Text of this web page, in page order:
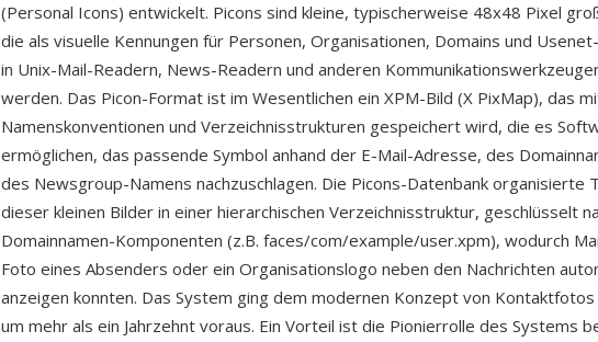
(Personal Icons) entwickelt. Picons sind kleine, typischerweise 48x48 Pixel
die als visuelle Kennungen für Personen, Organisationen, Domains und
in Unix-Mail-Readern, News-Readern und anderen
werden. Das Picon-Format ist im Wesentlichen ein XPM-Bild (X PixMap), das
Namenskonventionen und Verzeichnisstrukturen gespeichert wird, die es
ermöglichen, das passende Symbol anhand der E-Mail-Adresse, des
des Newsgroup-Namens nachzuschlagen. Die Picons-Datenbank organisierte
dieser kleinen Bilder in einer hierarchischen Verzeichnisstruktur, geschlüsselt
Domainnamen-Komponenten (z.B. faces/com/example/user.xpm), wodurch
Foto eines Absenders oder ein Organisationslogo neben den Nachrichten
anzeigen konnten. Das System ging dem modernen Konzept von Kontaktfotos
um mehr als ein Jahrzehnt voraus. Ein Vorteil ist die Pionierrolle des Systems